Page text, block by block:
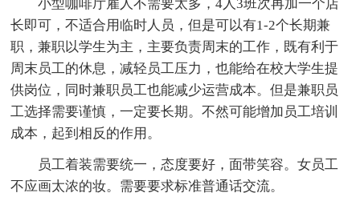
小型咖啡厅雇人不需要太多，4人3班次再加一个店
长即可，不适合用临时人员，但是可以有1-2个长期兼
职，兼职以学生为主，主要负责周末的工作，既有利于
周末员工的休息，减轻员工压力，也能给在校大学生提
供岗位，同时兼职员工也能减少运营成本。但是兼职员
工选择需要谨慎，一定要长期。不然可能增加员工培训
成本，起到相反的作用。
员工着装需要统一，态度要好，面带笑容。女员工
不应画太浓的妆。需要要求标准普通话交流。